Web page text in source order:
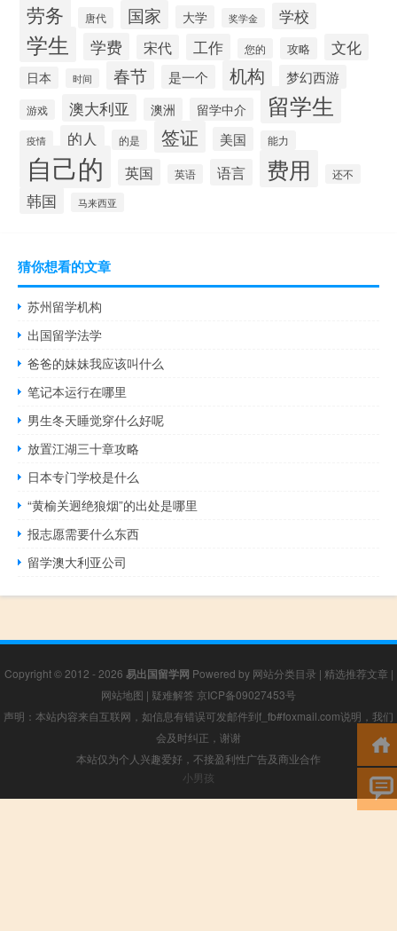
劳务 唐代 国家 大学 奖学金 学校
学生 学费 宋代 工作 您的 攻略 文化
日本 时间 春节 是一个 机构 梦幻西游
游戏 澳大利亚 澳洲 留学中介 留学生
疫情 的人 的是 签证 美国 能力
自己的 英国 英语 语言 费用 还不
韩国 马来西亚
猜你想看的文章
苏州留学机构
出国留学法学
爸爸的妹妹我应该叫什么
笔记本运行在哪里
男生冬天睡觉穿什么好呢
放置江湖三十章攻略
日本专门学校是什么
“黄榆关迥绝狼烟”的出处是哪里
报志愿需要什么东西
留学澳大利亚公司
Copyright © 2012 - 2026 易出国留学网 Powered by 网站分类目录 | 精选推荐文章 |
网站地图 | 疑难解答 京ICP备09027453号
声明：本站内容来自互联网，如信息有错误可发邮件到f_fb#foxmail.com说明，我们
会及时纠正，谢谢
本站仅为个人兴趣爱好，不接盈利性广告及商业合作
小男孩